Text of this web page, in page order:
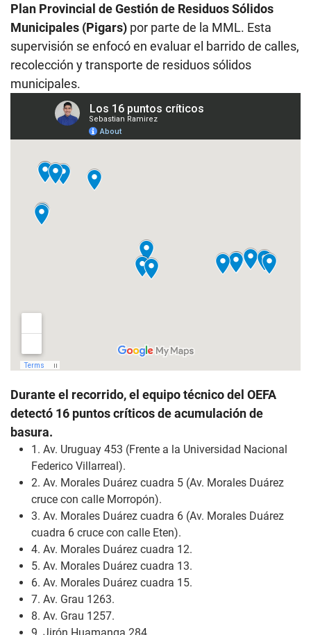
Plan Provincial de Gestión de Residuos Sólidos
Municipales (Pigars) por parte de la MML. Esta
supervisión se enfocó en evaluar el barrido de calles,
recolección y transporte de residuos sólidos
municipales.
Durante el recorrido, el equipo técnico del OEFA
detectó 16 puntos críticos de acumulación de
basura.
1. Av. Uruguay 453 (Frente a la Universidad Nacional
Federico Villarreal).
2. Av. Morales Duárez cuadra 5 (Av. Morales Duárez
cruce con calle Morropón).
3. Av. Morales Duárez cuadra 6 (Av. Morales Duárez
cuadra 6 cruce con calle Eten).
4. Av. Morales Duárez cuadra 12.
5. Av. Morales Duárez cuadra 13.
6. Av. Morales Duárez cuadra 15.
7. Av. Grau 1263.
8. Av. Grau 1257.
9. Jirón Huamanga 284.